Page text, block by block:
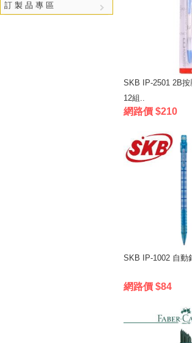
訂 製 品 專 區
SKB IP-2501 2B
12組..
網路價 $210
SKB IP-1002 自動
網路價 $84